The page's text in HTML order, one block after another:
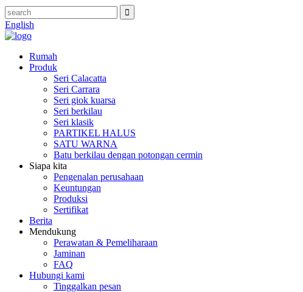
English
Rumah
Produk
Seri Calacatta
Seri Carrara
Seri giok kuarsa
Seri berkilau
Seri klasik
PARTIKEL HALUS
SATU WARNA
Batu berkilau dengan potongan cermin
Siapa kita
Pengenalan perusahaan
Keuntungan
Produksi
Sertifikat
Berita
Mendukung
Perawatan & Pemeliharaan
Jaminan
FAQ
Hubungi kami
Tinggalkan pesan